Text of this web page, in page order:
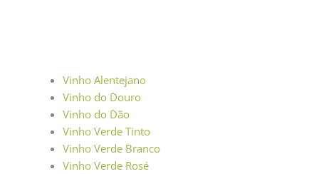
Vinho Alentejano
Vinho do Douro
Vinho do Dão
Vinho Verde Tinto
Vinho Verde Branco
Vinho Verde Rosé